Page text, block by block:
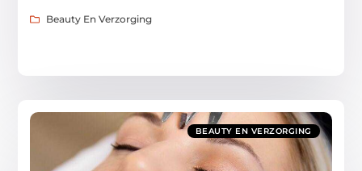
Beauty En Verzorging
BEAUTY EN VERZORGING